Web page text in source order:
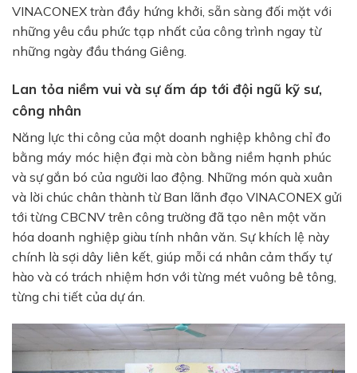
VINACONEX tràn đầy hứng khởi, sẵn sàng đối mặt với
những yêu cầu phức tạp nhất của công trình ngay từ
những ngày đầu tháng Giêng.
Lan tỏa niềm vui và sự ấm áp tới đội ngũ kỹ sư,
công nhân
Năng lực thi công của một doanh nghiệp không chỉ đo
bằng máy móc hiện đại mà còn bằng niềm hạnh phúc
và sự gắn bó của người lao động. Những món quà xuân
và lời chúc chân thành từ Ban lãnh đạo VINACONEX gửi
tới từng CBCNV trên công trường đã tạo nên một văn
hóa doanh nghiệp giàu tính nhân văn. Sự khích lệ này
chính là sợi dây liên kết, giúp mỗi cá nhân cảm thấy tự
hào và có trách nhiệm hơn với từng mét vuông bê tông,
từng chi tiết của dự án.